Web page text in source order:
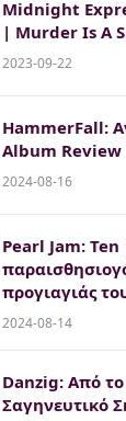
Midnight
| Murder Is A
2023-09-22
HammerFall:
Album Review
2024-08-16
Pearl Jam:
προγιαγιάς
2024-08-14
Danzig: Από
Σαγηνευτικό